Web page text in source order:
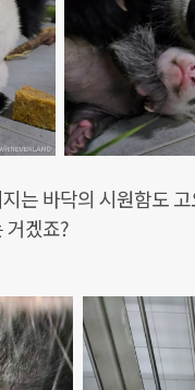
는 바닥의 시원함도
거겠죠?